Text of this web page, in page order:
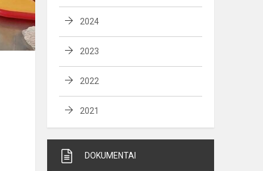
2024
2023
2022
2021
DOKUMENTAI